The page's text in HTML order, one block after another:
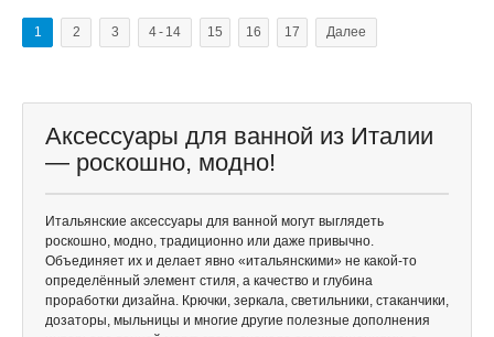
1 2 3 4 - 14 15 16 17 Далее
Аксессуары для ванной из Италии
— роскошно, модно!
Итальянские аксессуары для ванной могут выглядеть
роскошно, модно, традиционно или даже привычно.
Объединяет их и делает явно «итальянскими» не какой-то
определённый элемент стиля, а качество и глубина
проработки дизайна. Крючки, зеркала, светильники, стаканчики,
дозаторы, мыльницы и многие другие полезные дополнения